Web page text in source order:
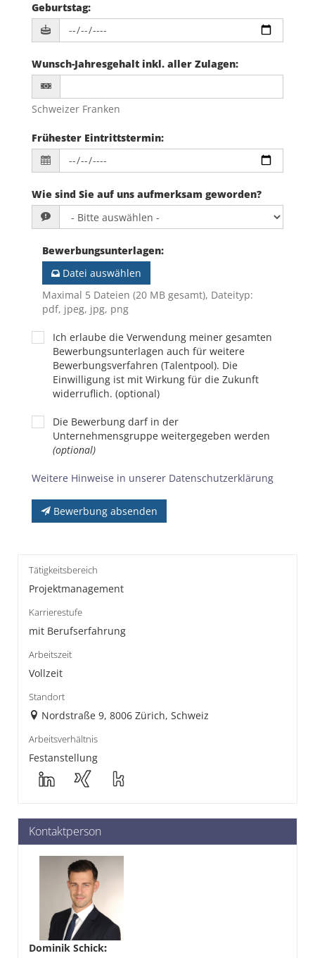
Geburtstag:
Wunsch-Jahresgehalt inkl. aller Zulagen:
Schweizer Franken
Frühester Eintrittstermin:
Wie sind Sie auf uns aufmerksam geworden?
Bewerbungsunterlagen:
Datei auswählen
Maximal 5 Dateien (20 MB gesamt), Dateityp:
pdf, jpeg, jpg, png
Ich erlaube die Verwendung meiner gesamten
Bewerbungsunterlagen auch für weitere
Bewerbungsverfahren (Talentpool). Die
Einwilligung ist mit Wirkung für die Zukunft
widerruflich. (optional)
Die Bewerbung darf in der
Unternehmensgruppe weitergegeben werden
(optional)
Weitere Hinweise in unserer Datenschutzerklärung
Bewerbung absenden
Tätigkeitsbereich
Projektmanagement
Karrierestufe
mit Berufserfahrung
Arbeitszeit
Vollzeit
Standort
Nordstraße 9, 8006 Zürich, Schweiz
Arbeitsverhältnis
Festanstellung
Kontaktperson
Dominik Schick: